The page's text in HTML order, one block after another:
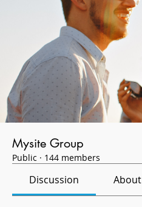
Mysite Group
Public · 144 members
Discussion About